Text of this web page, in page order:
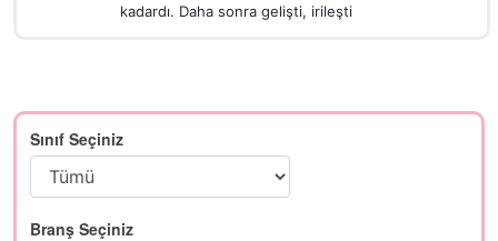
kadardı. Daha sonra gelişti, irileşti
Sınıf Seçiniz
Branş Seçiniz